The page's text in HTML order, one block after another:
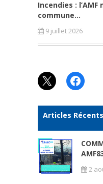
Incendies :
commune...
9 juillet 2026
X
Articles Récents
2